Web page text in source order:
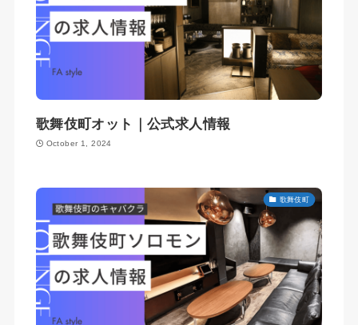
歌舞伎町オット｜公式求人情報
October 1, 2024
歌舞伎町